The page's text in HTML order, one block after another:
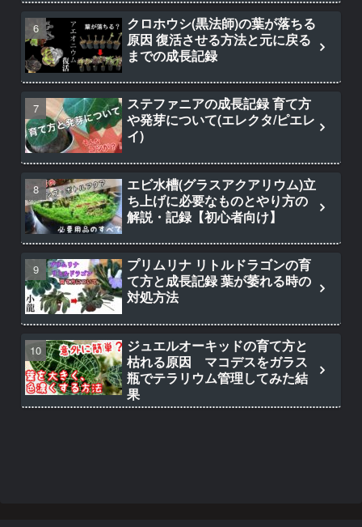
クロホウシ(黒法師)の葉が落ちる
原因 復活させる方法と元に戻る
までの成長記録
ステファニアの成長記録 育て方
や発芽について(エレクタ/ピエレ
イ)
エビ水槽(グラスアクアリウム)立
ち上げに必要なものとやり方の
解説・記録【初心者向け】
プリムリナ リトルドラゴンの育
て方と成長記録 葉が萎れる時の
対処方法
ジュエルオーキッドの育て方と
枯れる原因 マコデスをガラス
瓶でテラリウム管理してみた結
果